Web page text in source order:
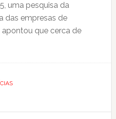
uma pesquisa da
das empresas de
que cerca de